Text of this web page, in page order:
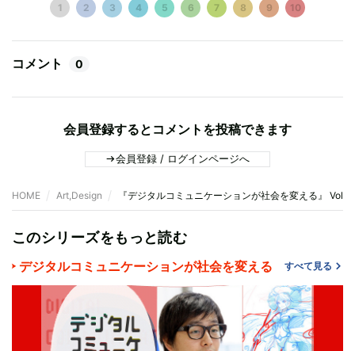
1 2 3 4 5 6 7 8 9 10
コメント 0
会員登録するとコメントを投稿できます
会員登録 / ログインページへ
HOME Art,Design 『デジタルコミュニケーションが社会を変える』
このシリーズをもっと読む
デジタルコミュニケーションが社会を変える すべて見る